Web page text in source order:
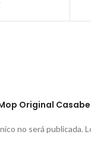
Original
no será publicada.